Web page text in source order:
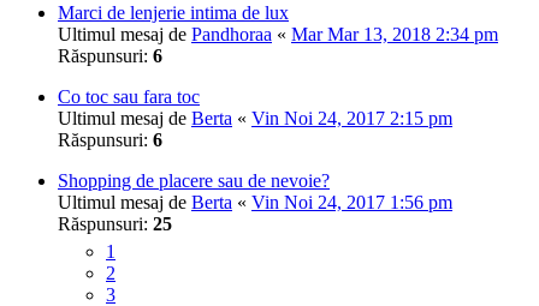
Marci de lenjerie intima de lux
Ultimul mesaj de Pandhoraa « Mar Mar 13, 2018 2:34 pm
Răspunsuri: 6
Co toc sau fara toc
Ultimul mesaj de Berta « Vin Noi 24, 2017 2:15 pm
Răspunsuri: 6
Shopping de placere sau de nevoie?
Ultimul mesaj de Berta « Vin Noi 24, 2017 1:56 pm
Răspunsuri: 25
1
2
3